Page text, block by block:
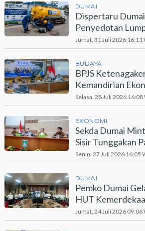
DUMAI
Dispertaru
Penyedotan
Jumat, 31 Juli 2026 16:11
BUDAYA
BPJS
Kemandirian
Waris Lewat
Selasa, 28 Juli 2026 16:08
EKONOMI
Sekda Dumai
Sisir Tunggakan
Bermotor
Senin, 27 Juli 2026 16:05
DUMAI
Pemko Dumai
HUT
2026
Jumat, 24 Juli 2026 09:06